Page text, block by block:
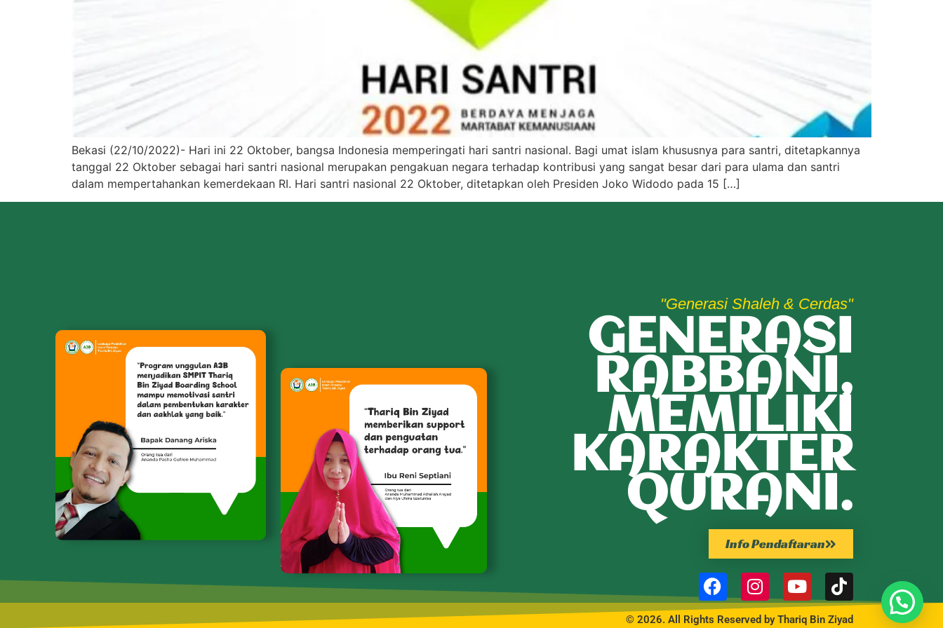
Bekasi (22/10/2022)- Hari ini 22 Oktober, bangsa Indonesia memperingati hari santri nasional. Bagi umat islam khususnya para santri, ditetapkannya
tanggal 22 Oktober sebagai hari santri nasional merupakan pengakuan negara terhadap kontribusi yang sangat besar dari para ulama dan santri
dalam mempertahankan kemerdekaan RI. Hari santri nasional 22 Oktober, ditetapkan oleh Presiden Joko Widodo pada 15 […]
"Generasi Shaleh & Cerdas"
GENERASI
RABBANI,
MEMILIKI
KARAKTER
QURANI.
Info Pendaftaran
© 2026. All Rights Reserved by Thariq Bin Ziyad